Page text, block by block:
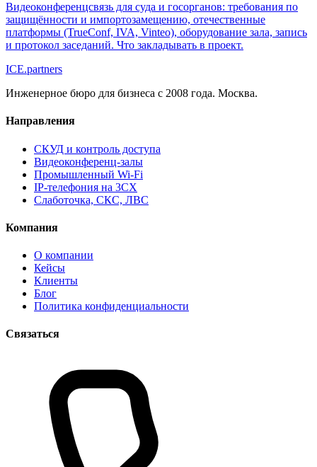
Видеоконференцсвязь для суда и госорганов: требования по
защищённости и импортозамещению, отечественные
платформы (TrueConf, IVA, Vinteo), оборудование зала, запись
и протокол заседаний. Что закладывать в проект.
ICE.partners
Инженерное бюро для бизнеса с 2008 года. Москва.
Направления
СКУД и контроль доступа
Видеоконференц-залы
Промышленный Wi-Fi
IP-телефония на 3CX
Слаботочка, СКС, ЛВС
Компания
О компании
Кейсы
Клиенты
Блог
Политика конфиденциальности
Связаться